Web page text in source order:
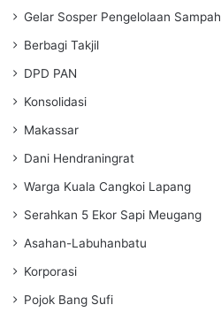
Gelar Sosper Pengelolaan Sampah
Berbagi Takjil
DPD PAN
Konsolidasi
Makassar
Dani Hendraningrat
Warga Kuala Cangkoi Lapang
Serahkan 5 Ekor Sapi Meugang
Asahan-Labuhanbatu
Korporasi
Pojok Bang Sufi